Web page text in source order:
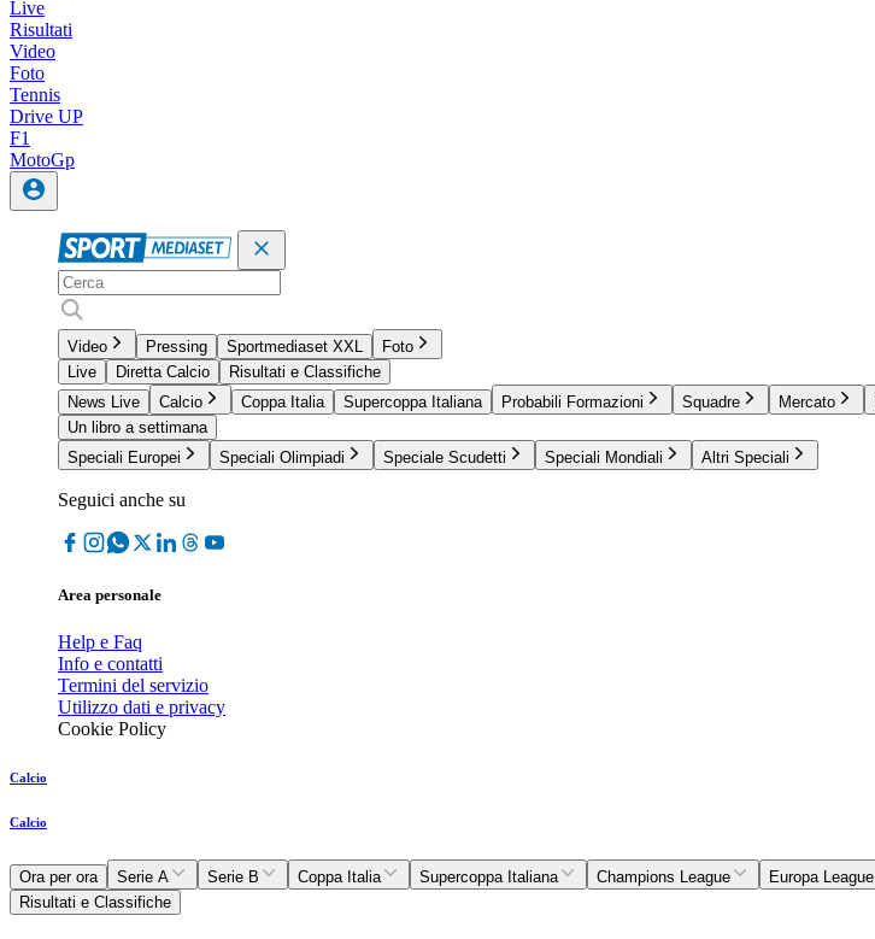
Live
Risultati
Video
Foto
Tennis
Drive UP
F1
MotoGp
Video Pressing Sportmediaset XXL
Foto
Live
Diretta Calcio
Risultati e Classifiche
News Live
Calcio Coppa Italia Supercoppa Italiana Probabili Formazioni Squadre Mercato
Un libro a settimana
Speciali Europei
Speciali Olimpiadi Speciale Scudetti Speciali Mondiali Altri Speciali
Seguici anche su
Area personale
Help e Faq
Info e contatti
Termini del servizio
Utilizzo dati e privacy
Cookie Policy
Calcio
Calcio
Ora per ora Serie A Serie B Coppa Italia Supercoppa Italiana Champions League Europa League
Risultati e Classifiche